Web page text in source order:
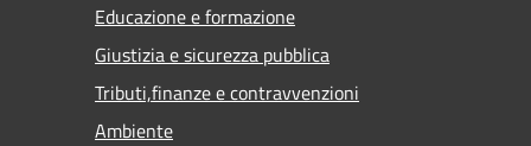
Educazione e formazione
Giustizia e sicurezza pubblica
Tributi,finanze e contravvenzioni
Ambiente